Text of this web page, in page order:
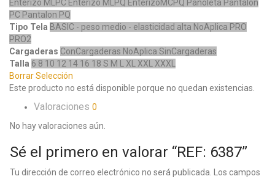
Enterizo MLPC Enterizo MLPQ EnterizoMCPQ Pañoleta Pantalon
PC Pantalon PQ
Tipo Tela BASIC - peso medio - elasticidad alta NoAplica PRO
PRO2
Cargaderas ConCargaderas NoAplica SinCargaderas
Talla 6 8 10 12 14 16 18 S M L XL XXL XXXL
Borrar Selección
Este producto no está disponible porque no quedan existencias.
Valoraciones 0
No hay valoraciones aún.
Sé el primero en valorar “REF: 6387”
Tu dirección de correo electrónico no será publicada. Los campos